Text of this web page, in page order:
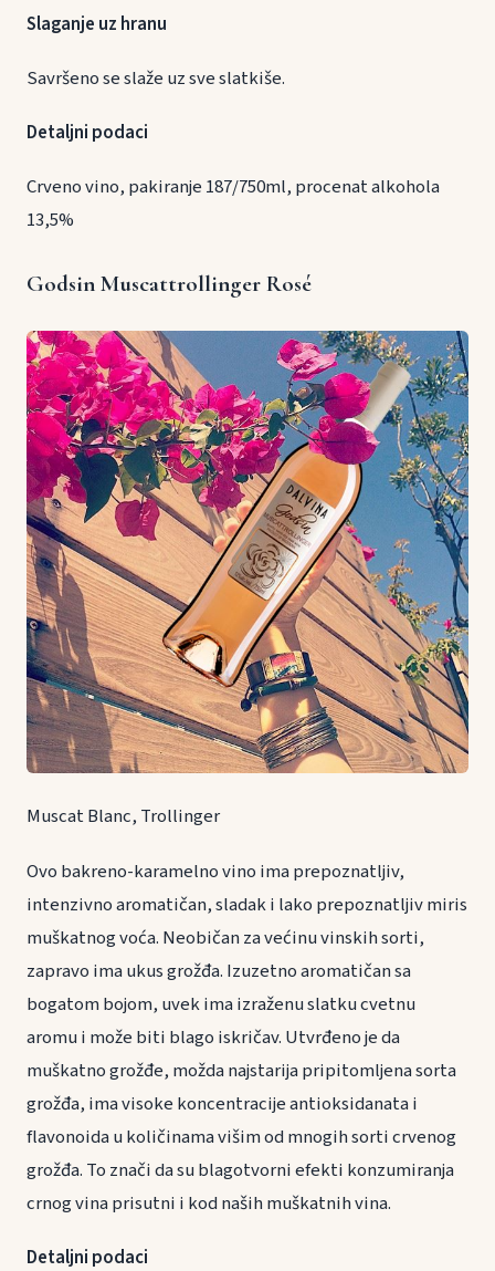
Slaganje uz hranu
Savršeno se slaže uz sve slatkiše.
Detaljni podaci
Crveno vino, pakiranje 187/750ml, procenat alkohola
13,5%
Godsin Muscattrollinger Rosé
Muscat Blanc, Trollinger
Ovo bakreno-karamelno vino ima prepoznatljiv,
intenzivno aromatičan, sladak i lako prepoznatljiv miris
muškatnog voća. Neobičan za većinu vinskih sorti,
zapravo ima ukus grožđa. Izuzetno aromatičan sa
bogatom bojom, uvek ima izraženu slatku cvetnu
aromu i može biti blago iskričav. Utvrđeno je da
muškatno grožđe, možda najstarija pripitomljena sorta
grožđa, ima visoke koncentracije antioksidanata i
flavonoida u količinama višim od mnogih sorti crvenog
grožđa. To znači da su blagotvorni efekti konzumiranja
crnog vina prisutni i kod naših muškatnih vina.
Detaljni podaci